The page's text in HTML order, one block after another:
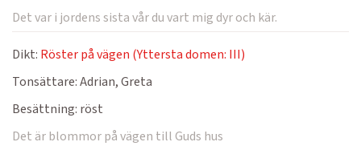
Det var i jordens sista vår du vart mig dyr och kär.
Dikt: Röster på vägen (Yttersta domen: III)
Tonsättare:Adrian, Greta
Besättning: röst
Det är blommor på vägen till Guds hus